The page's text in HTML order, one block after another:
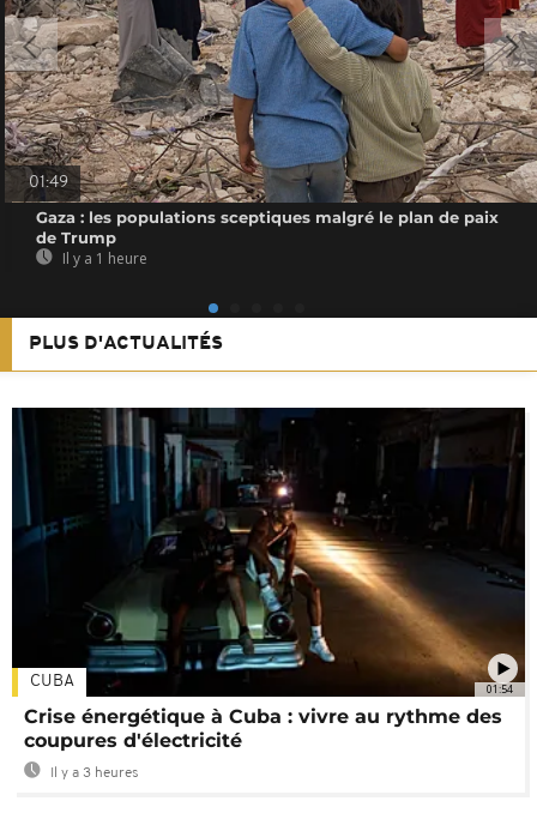
01:49
Gaza : les populations sceptiques malgré le plan de paix
de Trump
Il y a 1 heure
PLUS D'ACTUALITÉS
01:54
CUBA
Crise énergétique à Cuba : vivre au rythme des
coupures d'électricité
Il y a 3 heures